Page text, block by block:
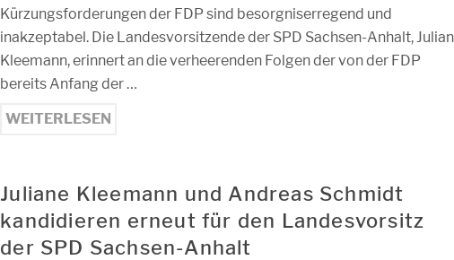
Kürzungsforderungen der FDP sind besorgniserregend und
inakzeptabel. Die Landesvorsitzende der SPD Sachsen-Anhalt,
Kleemann, erinnert an die verheerenden Folgen der von der FDP
bereits Anfang der …
WEITERLESEN
Juliane Kleemann und Andreas Schmidt
kandidieren erneut für den Landesvorsitz
der SPD Sachsen-Anhalt